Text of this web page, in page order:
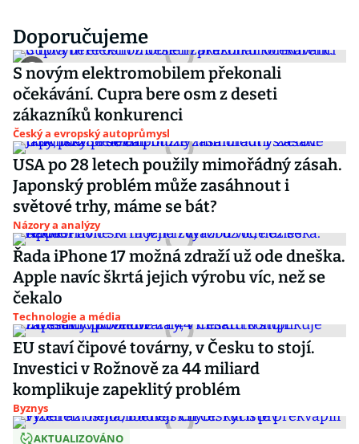
Doporučujeme
S novým elektromobilem překonali
očekávání. Cupra bere osm z deseti
zákazníků konkurenci
Český a evropský autoprůmysl
USA po 28 letech použily mimořádný zásah.
Japonský problém může zasáhnout i
světové trhy, máme se bát?
Názory a analýzy
Řada iPhone 17 možná zdraží už ode dneška.
Apple navíc škrtá jejich výrobu víc, než se
čekalo
Technologie a média
EU staví čipové továrny, v Česku to stojí.
Investici v Rožnově za 44 miliard
komplikuje zapeklitý problém
Byznys
AKTUALIZOVÁNO